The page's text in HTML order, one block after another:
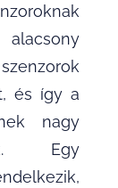
és így a
nagy
Egy